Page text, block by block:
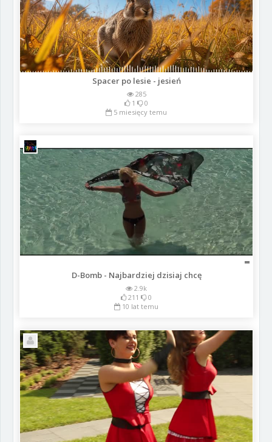
Spacer po lesie - jesień
285
1
0
5 miesięcy temu
D-Bomb - Najbardziej dzisiaj chcę
2.9k
211
0
10 lat temu